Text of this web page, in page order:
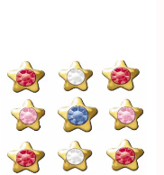
Zakres
cen:
od
72,00 zł
do
144,00 zł
produkt
ma
wiele
wariantów.